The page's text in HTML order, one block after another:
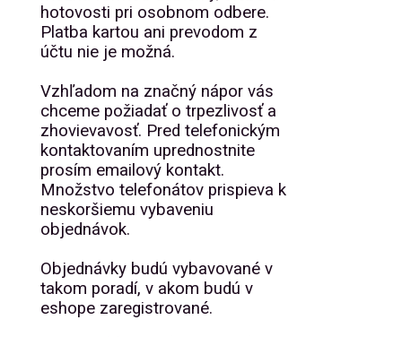
hotovosti pri osobnom odbere.
Platba kartou ani prevodom z
účtu nie je možná.
Vzhľadom na značný nápor vás
chceme požiadať o trpezlivosť a
zhovievavosť. Pred telefonickým
kontaktovaním uprednostnite
prosím emailový kontakt.
Množstvo telefonátov prispieva k
neskoršiemu vybaveniu
objednávok.
Objednávky budú vybavované v
takom poradí, v akom budú v
eshope zaregistrované.